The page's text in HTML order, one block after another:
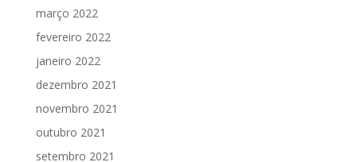
março 2022
fevereiro 2022
janeiro 2022
dezembro 2021
novembro 2021
outubro 2021
setembro 2021